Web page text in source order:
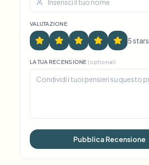
VALUTAZIONE
5stars
LA TUA RECENSIONE (optional)
Pubblica Recensione